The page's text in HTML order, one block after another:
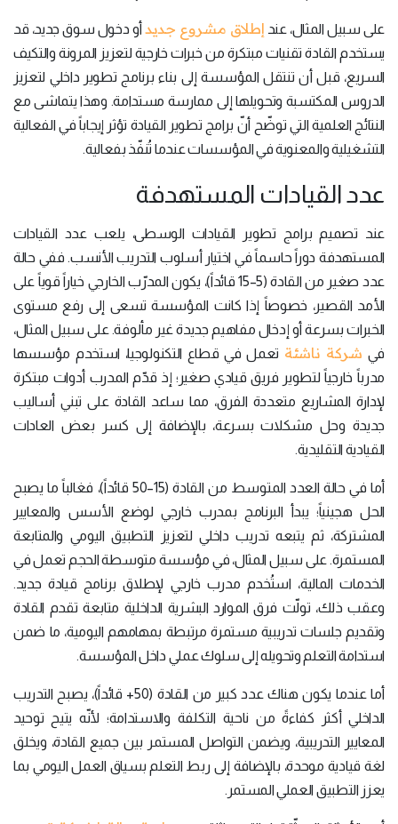
على سبيل المثال، عند إطلاق مشروع جديدأو دخول سوق جديد، قد
يستخدم القادة تقنيات مبتكرة من خبرات خارجية لتعزيز المرونة والتكيف
السريع، قبل أن تنتقل المؤسسة إلى بناء برنامج تطوير داخلي لتعزيز
الدروس المكتسبة وتحويلها إلى ممارسة مستدامة. وهذا يتماشى مع
النتائج العلمية التي توضّح أنّ برامج تطوير القيادة تؤثر إيجاباً في الفعالية
التشغيلية والمعنوية في المؤسسات عندما تُنفّذ بفعالية.
عدد القيادات المستهدفة
عند تصميم برامج تطوير القيادات الوسطى، يلعب عدد القيادات
المستهدفة دوراً حاسماً في اختيار أسلوب التدريب الأنسب. ففي حالة
عدد صغير من القادة (5–15 قائداً)، يكون المدرّب الخارجي خياراً قوياً على
الأمد القصير، خصوصاً إذا كانت المؤسسة تسعى إلى رفع مستوى
الخبرات بسرعة أو إدخال مفاهيم جديدة غير مألوفة. على سبيل المثال،
في شركة ناشئة تعمل في قطاع التكنولوجيا، استخدم مؤسسها
مدرباً خارجياً لتطوير فريق قيادي صغير؛ إذ قدّم المدرب أدوات مبتكرة
لإدارة المشاريع متعددة الفرق، مما ساعد القادة على تبني أساليب
جديدة وحل مشكلات بسرعة، بالإضافة إلى كسر بعض العادات
القيادية التقليدية.
أما في حالة العدد المتوسط من القادة (15–50 قائداً)، فغالباً ما يصبح
الحل هجينياً؛ يبدأ البرنامج بمدرب خارجي لوضع الأسس والمعايير
المشتركة، ثم يتبعه تدريب داخلي لتعزيز التطبيق اليومي والمتابعة
المستمرة. على سبيل المثال، في مؤسسة متوسطة الحجم تعمل في
الخدمات المالية، استُخدم مدرب خارجي لإطلاق برنامج قيادة جديد.
وعقب ذلك، تولّت فرق الموارد البشرية الداخلية متابعة تقدم القادة
وتقديم جلسات تدريبية مستمرة مرتبطة بمهامهم اليومية، ما ضمن
استدامة التعلم وتحويله إلى سلوك عملي داخل المؤسسة.
أما عندما يكون هناك عدد كبير من القادة (50+ قائداً)، يصبح التدريب
الداخلي أكثر كفاءةً من ناحية التكلفة والاستدامة؛ لأنّه يتيح توحيد
المعايير التدريبية، ويضمن التواصل المستمر بين جميع القادة، ويخلق
لغة قيادية موحدة، بالإضافة إلى ربط التعلم بسياق العمل اليومي بما
يعزز التطبيق العملي المستمر.